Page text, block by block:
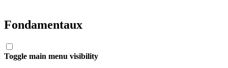
Fondamentaux
Toggle main menu visibility